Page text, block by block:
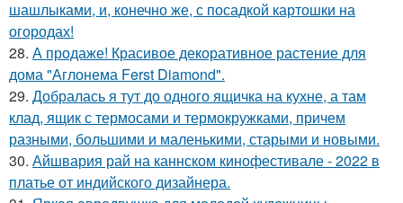
шашлыками, и, конечно же, с посадкой картошки на
огородах!
28. А продаже! Красивое декоративное растение для
дома "Аглонема Ferst Diamond".
29. Добралась я тут до одного ящичка на кухне, а там
клад, ящик с термосами и термокружками, причем
разными, большими и маленькими, старыми и новыми.
30. Айшвария рай на каннском кинофестивале - 2022 в
платье от индийского дизайнера.